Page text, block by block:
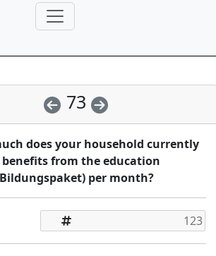
73
does your household currently
benefits from the education
per month?